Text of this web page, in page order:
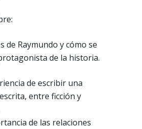
de Raymundo y cómo se
de la historia.
de escribir una
entre ficción y
de las relaciones